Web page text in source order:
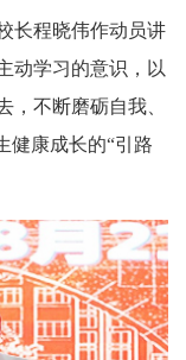
长程晓伟作动员讲
动学习的意识，以
，不断磨砺自我、
健康成长的“引路